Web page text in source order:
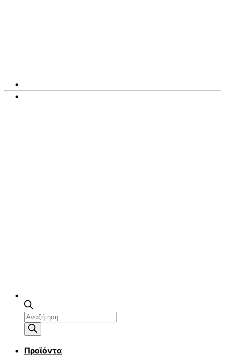
Αναζήτηση
προϊόντων
Προϊόντα